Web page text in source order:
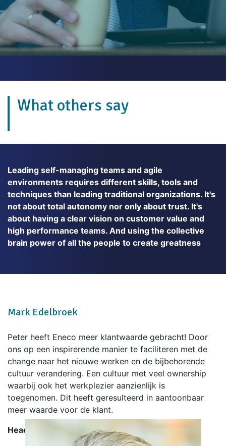
What others say
Leading self-managing teams and agile
environments requires different skills, tools and
techniques than leading traditional organizations. It's
not about total autonomy nor only about trust. It's
about having a clear vision on customer value and
high performance teams. And using the collective
brain power of all the people to create greatness
Mark Edelbroek
Peter heeft Eneco meer klantwaarde gebracht! Door
ons op een inspirerende manier te faciliteren met de
change naar het nieuwe werken en de bijbehorende
cultuur verandering. Een cultuur met veel ownership
waarbij ook het werkplezier aanzienlijk is
toegenomen. Dit heeft geresulteerd in aantoonbaar
meer waarde voor de klant.
Head BTO IT-Operations - Eneco